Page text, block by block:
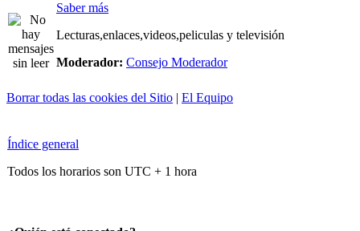
Saber más
Lecturas,enlaces,videos,peliculas y televisión
Moderador: Consejo Moderador
Borrar todas las cookies del Sitio | El Equipo
Índice general
Todos los horarios son UTC + 1 hora